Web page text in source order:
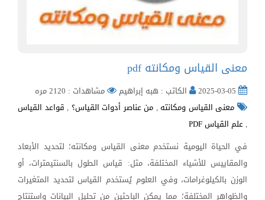
معنى القياس ومكانته pdf
الكاتب : هبه إبراهيم
مشاهدات : 2120 مره
معنى القياس ومكانته , من عناصر أدوات القياس؟ , قواعد القياس
,علم القياس PDF
في الحياة اليومية نستخدم معنى القياس ومكانته؛ لتحديد الأبعاد
والمقاييس للأشياء المختلفة، مثل: قياس الطول بالسنتيمترات، أو
الوزن بالكيلوغرامات، وفي العلوم يُستخدم القياس لتحديد المتغيرات
والظواهر المختلفة؛ مما يمكن الباحثين من تحليل البيانات واستنتاج